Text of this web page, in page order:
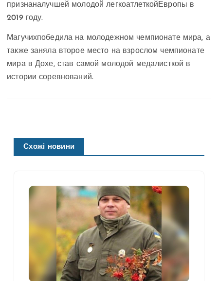
признаналучшей молодой легкоатлеткойЕвропы в
2019 году.
Магучихпобедила на молодежном чемпионате мира, а
также заняла второе место на взрослом чемпионате
мира в Дохе, став самой молодой медалисткой в
истории соревнований.
Схожі новини